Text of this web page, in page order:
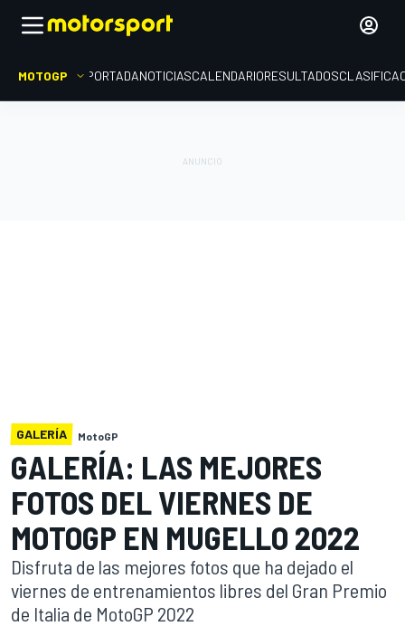
MOTOGP PORTADANOTICIASCALENDARIORESULTADOS
GALERÍA MotoGP
GALERÍA: LAS MEJORES
FOTOS DEL VIERNES DE
MOTOGP EN MUGELLO 2022
Disfruta de las mejores fotos que ha dejado el
viernes de entrenamientos libres del Gran Premio
de Italia de MotoGP 2022